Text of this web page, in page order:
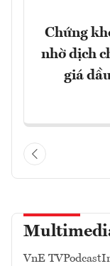
Chứng
nhờ dịch
giá
VnE TVPodcast